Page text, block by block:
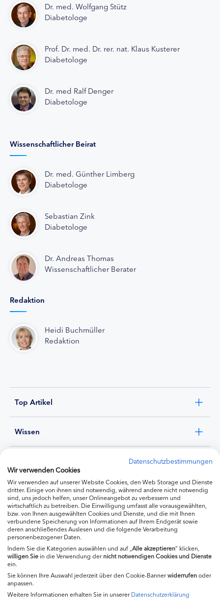
Dr. med. Wolfgang Stütz
Diabetologe
Prof. Dr. med. Dr. rer. nat. Klaus Kusterer
Diabetologe
Dr. med Ralf Denger
Diabetologe
Wissenschaftlicher Beirat
Dr. med. Günther Limberg
Diabetologe
Sebastian Zink
Diabetologe
Dr. Andreas Thomas
Wissenschaftlicher Berater
Redaktion
Heidi Buchmüller
Redaktion
Top Artikel
Wissen
Ernährung
Produkte
Impressum
Datenschutzbestimmungen
Wir verwenden Cookies
Wir verwenden auf unserer Website Cookies, den Web Storage und Dienste
dritter. Einige von ihnen sind notwendig, während andere nicht notwendig
sind, uns jedoch helfen, unser Onlineangebot zu verbessern und
wirtschaftlich zu betreiben. Die Einwilligung umfasst alle vorausgewählten,
bzw. von Ihnen ausgewählten Cookies und Dienste, und die mit Ihnen
verbundene Speicherung von Informationen auf Ihrem Endgerät sowie
deren anschließendes Auslesen und die folgende Verarbeitung
personenbezogener Daten.
Indem Sie die Kategorien auswählen und auf „ Alle akzeptieren“ klicken,
willigenSie in die Verwendung dernicht notwendigen Cookies und Dienste
ein.
Sie können Ihre Auswahl jederzeit über den Cookie-Bannerwiderrufenoder
anpassen.
Weitere Informationen erhalten Sie in unsererDatenschutzerklärung